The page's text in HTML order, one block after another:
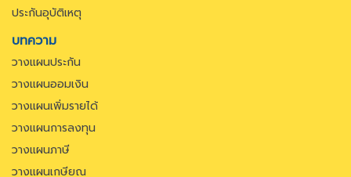
ประกันอุบัติเหตุ
บทความ
วางแผนประกัน
วางแผนออมเงิน
วางแผนเพิ่มรายได้
วางแผนการลงทุน
วางแผนภาษี
วางแผนเกษียณ